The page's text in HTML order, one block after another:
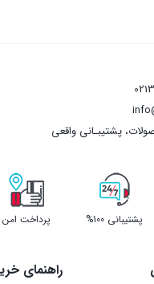
پشتیبـانی واقعی
پشتیبانی 100% پرداخت امن
راهنمای